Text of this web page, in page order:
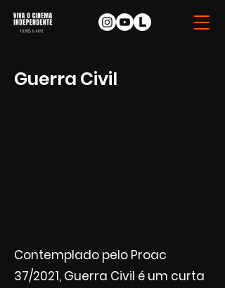
Guerra Civil
Contemplado pelo Proac
37/2021, Guerra Civil é um curta